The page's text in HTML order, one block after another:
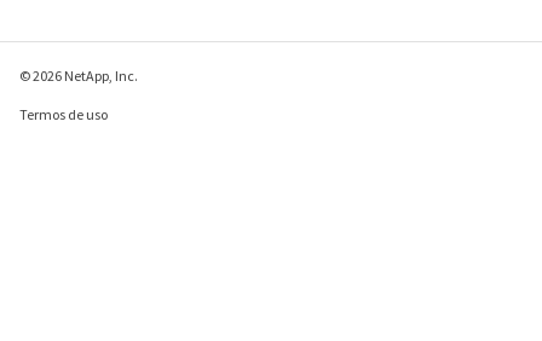
© 2026 NetApp, Inc.
Termos de uso